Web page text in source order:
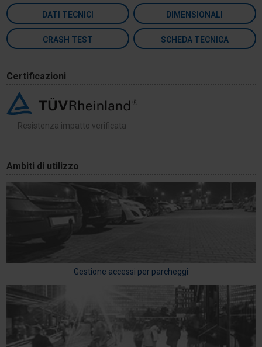
DATI TECNICI DIMENSIONALI
CRASH TEST SCHEDA TECNICA
Certificazioni
Resistenza impatto verificata
Ambiti di utilizzo
Gestione accessi per parcheggi